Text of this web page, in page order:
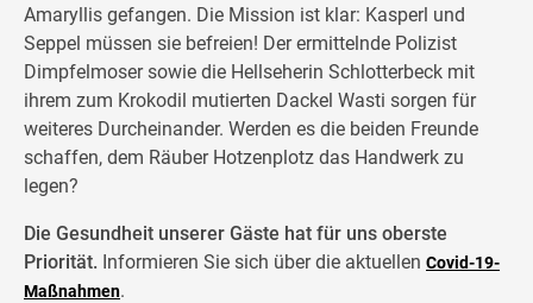
Amaryllis gefangen. Die Mission ist klar: Kasperl und
Seppel müssen sie befreien! Der ermittelnde Polizist
Dimpfelmoser sowie die Hellseherin Schlotterbeck mit
ihrem zum Krokodil mutierten Dackel Wasti sorgen für
weiteres Durcheinander. Werden es die beiden Freunde
schaffen, dem Räuber Hotzenplotz das Handwerk zu
legen?
Die Gesundheit unserer Gäste hat für uns oberste
Priorität. Informieren Sie sich über die aktuellen Covid-19-
Maßnahmen.